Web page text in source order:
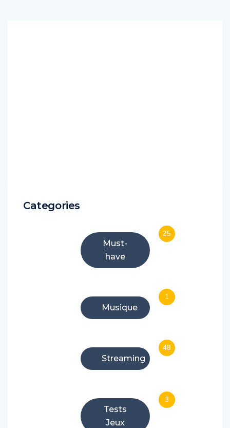
Categories
Must-
have
25
Musique
1
Streaming
48
Tests
Jeux
3